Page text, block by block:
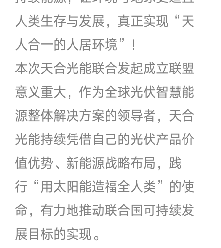
人类生存与发展，真正实现“天
人合一的人居环境”！
本次天合光能联合发起成立联盟
意义重大，作为全球光伏智慧能
源整体解决方案的领导者，天合
光能持续凭借自己的光伏产品价
值优势、新能源战略布局，践
行“用太阳能造福全人类”的使
命，有力地推动联合国可持续发
展目标的实现。